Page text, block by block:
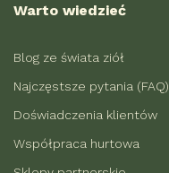
Warto wiedzieć
Blog ze świata ziół
Najczęstsze pytania (FAQ)
Doświadczenia klientów
Współpraca hurtowa